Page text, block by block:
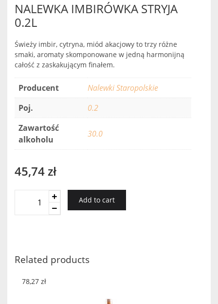
NALEWKA IMBIRÓWKA STRYJA
0.2L
Świeży imbir, cytryna, miód akacjowy to trzy różne
smaki, aromaty skomponowane w jedną harmonijną
całość z zaskakującym finałem.
Producent
Nalewki Staropolskie
Poj.
0.2
Zawartość
alkoholu
30.0
45,74zł
IMBIRÓWKA
Add to cart
Related products
78,27 zł